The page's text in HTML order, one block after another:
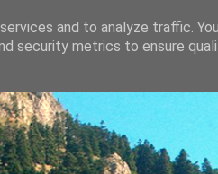
and to analyze traffic.
security metrics to ensure